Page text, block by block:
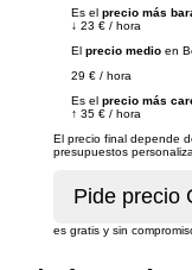
Es el precio más
↓ 23 € / hora
El precio medio en
29 € / hora
Es el precio más
↑ 35 € / hora
El precio final depende
presupuestos
es gratis y sin